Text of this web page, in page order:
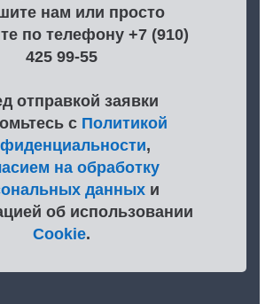
нам или просто
по телефону +7 (910)
425 99-55
отправкой заявки
с Политикой
,
на обработку
данныхи
об использовании
Cookie.